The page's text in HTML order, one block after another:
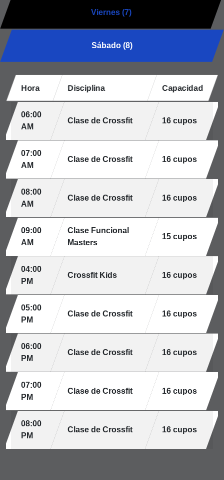
Viernes (7)
Sábado (8)
Hora Disciplina Capacidad
06:00
AM
Clase de Crossfit 16 cupos
07:00
AM
Clase de Crossfit 16 cupos
08:00
AM
Clase de Crossfit 16 cupos
09:00
AM
Clase Funcional
Masters
15 cupos
04:00
PM
Crossfit Kids 16 cupos
05:00
PM
Clase de Crossfit 16 cupos
06:00
PM
Clase de Crossfit 16 cupos
07:00
PM
Clase de Crossfit 16 cupos
08:00
PM
Clase de Crossfit 16 cupos